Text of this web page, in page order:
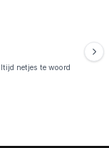
netjes te woord